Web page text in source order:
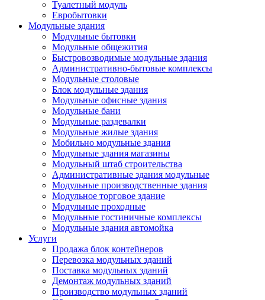
Туалетный модуль
Евробытовки
Модульные здания
Модульные бытовки
Модульные общежития
Быстровозводимые модульные здания
Административно-бытовые комплексы
Модульные столовые
Блок модульные здания
Модульные офисные здания
Модульные бани
Модульные раздевалки
Модульные жилые здания
Мобильно модульные здания
Модульные здания магазины
Модульный штаб строительства
Административные здания модульные
Модульные производственные здания
Модульное торговое здание
Модульные проходные
Модульные гостиничные комплексы
Модульные здания автомойка
Услуги
Продажа блок контейнеров
Перевозка модульных зданий
Поставка модульных зданий
Демонтаж модульных зданий
Производство модульных зданий